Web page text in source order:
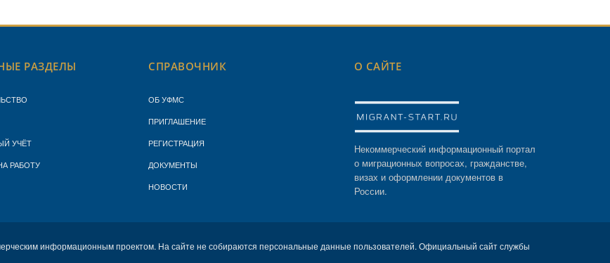
РАЗДЕЛЫ
УЧЁТ
РАБОТУ
СПРАВОЧНИК
ОБ УФМС
ПРИГЛАШЕНИЕ
РЕГИСТРАЦИЯ
ДОКУМЕНТЫ
НОВОСТИ
О САЙТЕ
Некоммерческий информационный портал
о миграционных вопросах, гражданстве,
визах и оформлении документов в
России.
информационным проектом. На сайте не собираются персональные данные пользователей. Официальный сайт службы